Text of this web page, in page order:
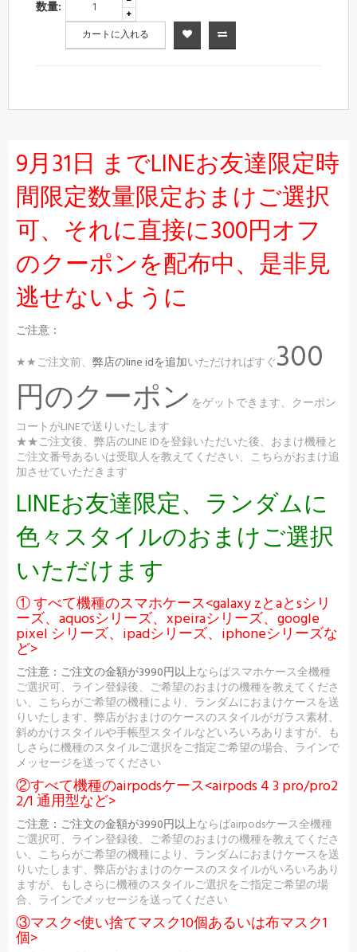
数量:
カートに入れる
9月31日 までLINEお友達限定時
間限定数量限定おまけご選択
可、それに直接に300円オフ
のクーポンを配布中、是非見
逃せないように
ご注意：
★★ご注文前、 弊店のline idを追加いただければすぐ300
円のクーポン をゲットできます、クーポン
コートがLINEで送りいたします
★★ご注文後、弊店のLINE IDを登録いただいた後、おまけ機種と
ご注文番号あるいは受取人を教えてください、こちらがおまけ追
加させていただきます
LINEお友達限定、ランダムに
色々スタイルのおまけご選択
いただけます
① すべて機種のスマホケース<galaxy zとaとsシリ
ーズ、aquosシリーズ、xpeiraシリーズ、google
pixel シリーズ、ipadシリーズ、iphoneシリーズな
ど>
ご注意： ご注文の金額が3990円以上ならばスマホケース全機種
ご選択可、ライン登録後、ご希望のおまけの機種を教えてくださ
い、こちらがご希望の機種により、ランダムにおまけケースを送
りいたします、弊店がおまけのケースのスタイルがガラス素材、
斜めかけスタイルや手帳型スタイルなどいろいろありますが、も
しさらに機種のスタイルご選択をご指定ご希望の場合、ラインで
メッセージを送ってください
②すべて機種のairpodsケース<airpods 4 3 pro/pro2
2/1 通用型など>
ご注意： ご注文の金額が3990円以上ならばairpodsケース全機種
ご選択可、ライン登録後、ご希望のおまけの機種を教えてくださ
い、こちらがご希望の機種により、ランダムにおまけケースを送
りいたします、弊店がおまけのケースのスタイルがいろいろあり
ますが、もしさらに機種のスタイルご選択をご指定ご希望の場
合、ラインでメッセージを送ってください
③マスク<使い捨てマスク10個あるいは布マスク1
個>